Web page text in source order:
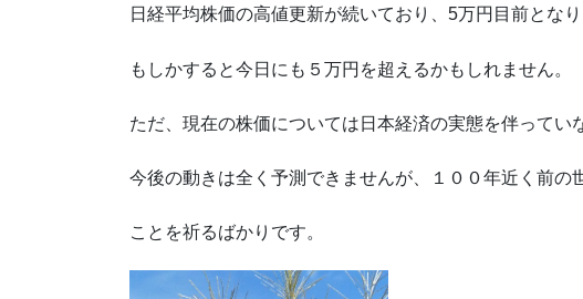
日経平均株価の高値更新が続いており、5万円目前となり
もしかすると今日にも５万円を超えるかもしれません。
ただ、現在の株価については日本経済の実態を伴ってい
今後の動きは全く予測できませんが、１００年近く前の
ことを祈るばかりです。